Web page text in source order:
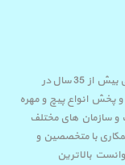
گروه صنعتی جهان پیچ صنعت دارای فعالیت تخصصی بیش از 35 سال در
و پخش انواع پیچ و مهره
و سازمان های مختلف
با متخصصین و
بالاترین